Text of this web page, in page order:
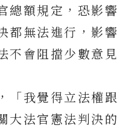
總額規定，恐影
都無法進行，影
不會阻擋少數意見
「我覺得立法權
大法官憲法判決